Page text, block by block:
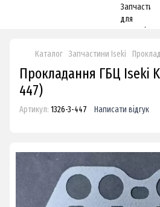
Каталог Запчастини Iseki
Прокладання ГБЦ Iseki
447)
Артикул: 1326-3-447 Написати відгук